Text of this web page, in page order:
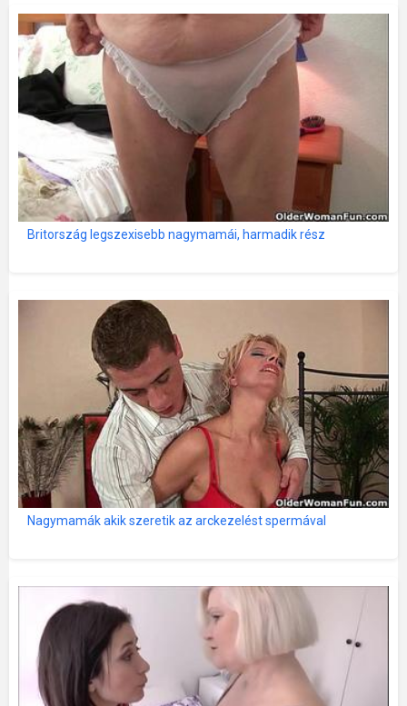
Britország legszexisebb nagymamái, harmadik rész
Nagymamák akik szeretik az arckezelést spermával